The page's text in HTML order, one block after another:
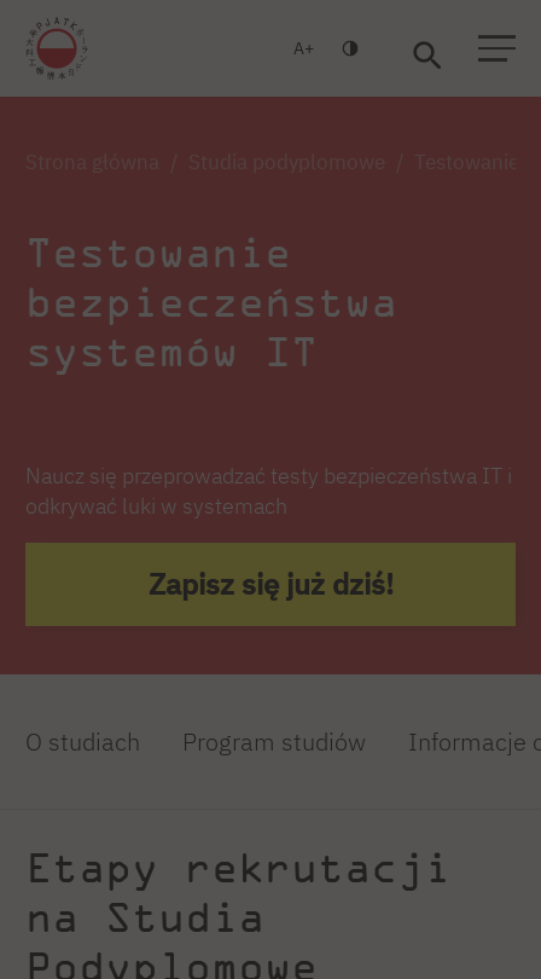
A
Testowanie
bezpieczeństwa
systemów IT
Naucz się przeprowadzać testy bezpieczeństwa IT i
odkrywać luki w systemach
Zapisz się już dziś!
O studiach Program studiów Informacje
Etapy rekrutacji
na Studia
Podyplomowe